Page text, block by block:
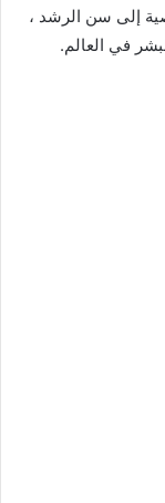
إلى سن الرشد ،